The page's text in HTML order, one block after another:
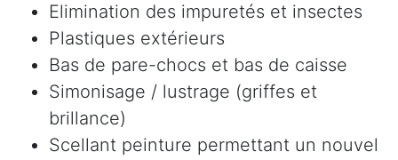
Elimination des impuretés et insectes
Plastiques extérieurs
Bas de pare-chocs et bas de caisse
Simonisage / lustrage (griffes et
brillance)
Scellant peinture permettant un nouvel